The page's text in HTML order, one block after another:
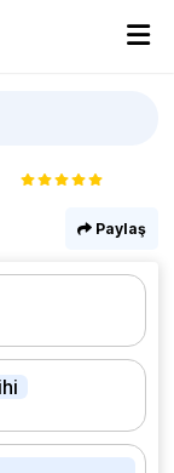
Paylaş